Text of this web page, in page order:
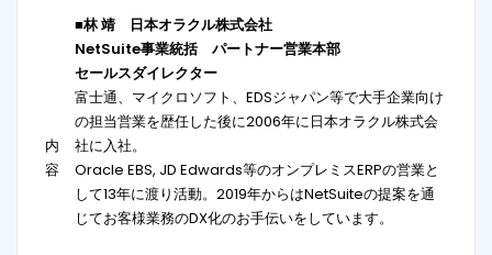
内
容
■林 靖 日本オラクル株式会社
NetSuite事業統括 パートナー営業本部
セールスダイレクター
富士通、マイクロソフト、EDSジャパン等で大手企業向け
の担当営業を歴任した後に2006年に日本オラクル株式会
社に入社。
Oracle EBS, JD Edwards等のオンプレミスERPの営業と
して13年に渡り活動。2019年からはNetSuiteの提案を通
じてお客様業務のDX化のお手伝いをしています。